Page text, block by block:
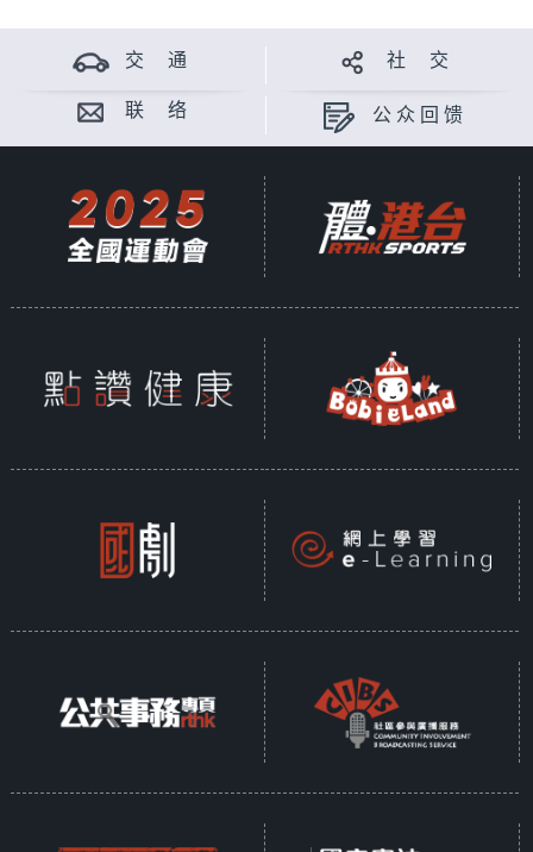
交 通 社 交
联 络 公众回馈